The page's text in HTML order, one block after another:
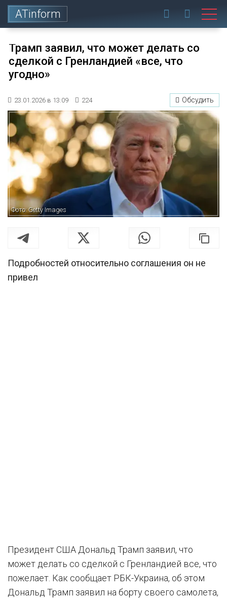
ATinform
Трамп заявил, что может делать со
сделкой с Гренландией «все, что
угодно»
23.01.2026 в 13:09 224 Обсудить
Фото: Getty Images
Подробностей относительно соглашения он не
привел
Президент США Дональд Трамп заявил, что
может делать со сделкой с Гренландией все, что
пожелает. Как сообщает РБК-Украина, об этом
Дональд Трамп заявил на борту своего самолета,